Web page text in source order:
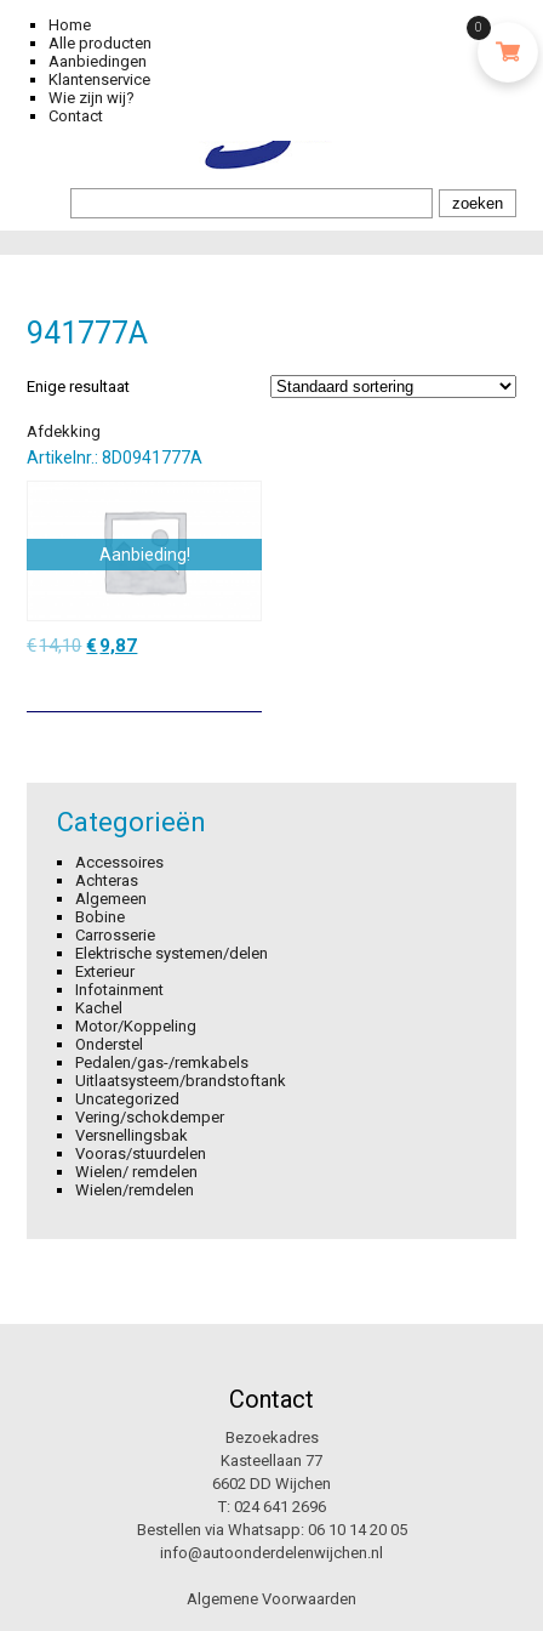
Home
Alle producten
Aanbiedingen
Klantenservice
Wie zijn wij?
Contact
941777A
Enige resultaat
Afdekking
Artikelnr.: 8D0941777A
Aanbieding!
€14,10Oorspronkelijke
€14,10.
€ 9,87Huidige
€9,87.
Categorieën
Accessoires
Achteras
Algemeen
Bobine
Carrosserie
Elektrische systemen/delen
Exterieur
Infotainment
Kachel
Motor/Koppeling
Onderstel
Pedalen/gas-/remkabels
Uitlaatsysteem/brandstoftank
Uncategorized
Vering/schokdemper
Versnellingsbak
Vooras/stuurdelen
Wielen/ remdelen
Wielen/remdelen
Contact
Bezoekadres
Kasteellaan 77
6602 DD Wijchen
T: 024 641 2696
Bestellen via Whatsapp: 06 10 14 20 05
info@autoonderdelenwijchen.nl
Algemene Voorwaarden
0